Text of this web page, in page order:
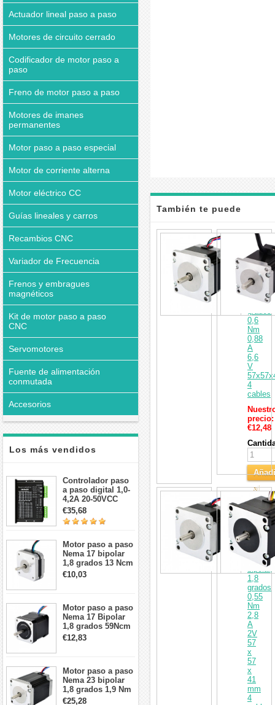
Actuador lineal paso a paso
Motores de circuito cerrado
Codificador de motor paso a
paso
Freno de motor paso a paso
Motores de imanes
permanentes
Motor paso a paso especial
Motor de corriente alterna
Motor eléctrico CC
Guías lineales y carros
Recambios CNC
Variador de Frecuencia
Frenos y embragues
magnéticos
Kit de motor paso a paso
CNC
Servomotores
Fuente de alimentación
conmutada
Accesorios
Los más vendidos
Controlador paso
a paso digital 1,0-
4,2A 20-50VCC
para motor paso a
paso Nema 17, 23,
24
€35,68
Motor paso a paso
Nema 17 bipolar
1,8 grados 13 Ncm
1A 3,5 V
42x42x20mm 4
€10,03
Motor paso a paso
Nema 17 Bipolar
1,8 grados 59Ncm
2A 42x48mm 4
cables compatible
€12,83
Motor paso a paso
Nema 23 bipolar
1,8 grados 1,9 Nm
2,8 A 3,2 V
€25,28
También te puede
interesar
Motor
paso
a
paso
Nema
23
bipolar
1,8
grados
0,6
Nm
0,88
A
6,6
V
4
cables
precio:
€12,48
al
Motor
paso
a
paso
Nema
23
doble
bipolar,
1,8
grados
0,55
Nm
2,8
A
2V
57
x
57
x
41
mm
4